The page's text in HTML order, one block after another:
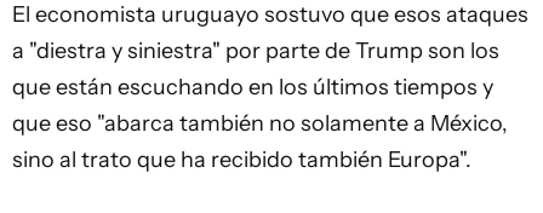
El economista uruguayo sostuvo que esos ataques
a "diestra y siniestra" por parte de Trump son los
que están escuchando en los últimos tiempos y
que eso "abarca también no solamente a México,
sino al trato que ha recibido también Europa".